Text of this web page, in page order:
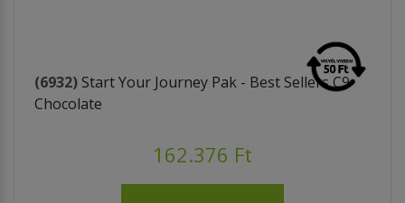
(6932) Start Your Journey Pak - Best Sellers C9
Chocolate
162.376 Ft